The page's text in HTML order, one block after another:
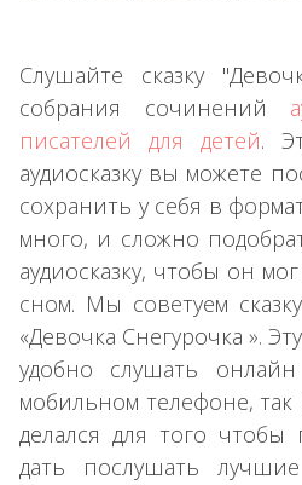
Слушайте сказку
собрания сочинений
писателей для детей.
аудиосказку вы можете
сохранить у себя в
много, и сложно
аудиосказку, чтобы он
сном. Мы советуем
«Девочка Снегурочка ».
удобно слушать
мобильном телефоне, так
делался для того
дать послушать лучшие